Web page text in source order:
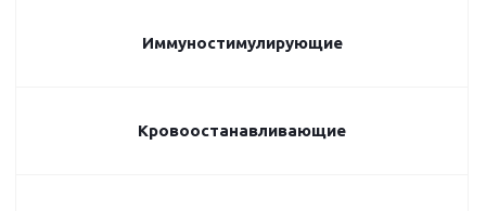
Иммуностимулирующие
Кровоостанавливающие